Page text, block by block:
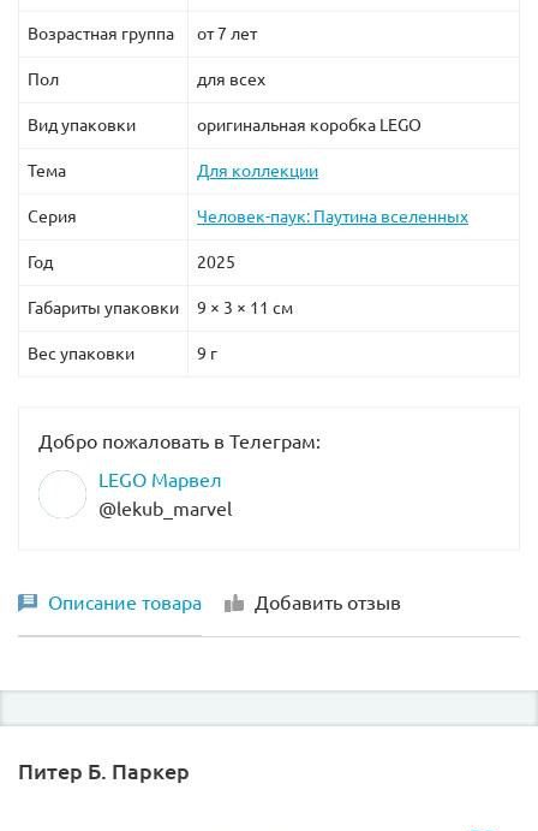
Возрастная группа от 7 лет
Пол для всех
Вид упаковки оригинальная коробка LEGO
Тема Для коллекции
Серия Человек-паук: Паутина вселенных
Год 2025
Габариты упаковки 9 × 3 × 11 см
Вес упаковки 9 г
Добро пожаловать в Телеграм:
LEGO Марвел
@lekub_marvel
Описание товара Добавить отзыв
Питер Б. Паркер